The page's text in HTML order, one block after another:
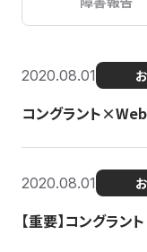
2020.08.01
コングラント
2020.08.01
【重要】コングラ